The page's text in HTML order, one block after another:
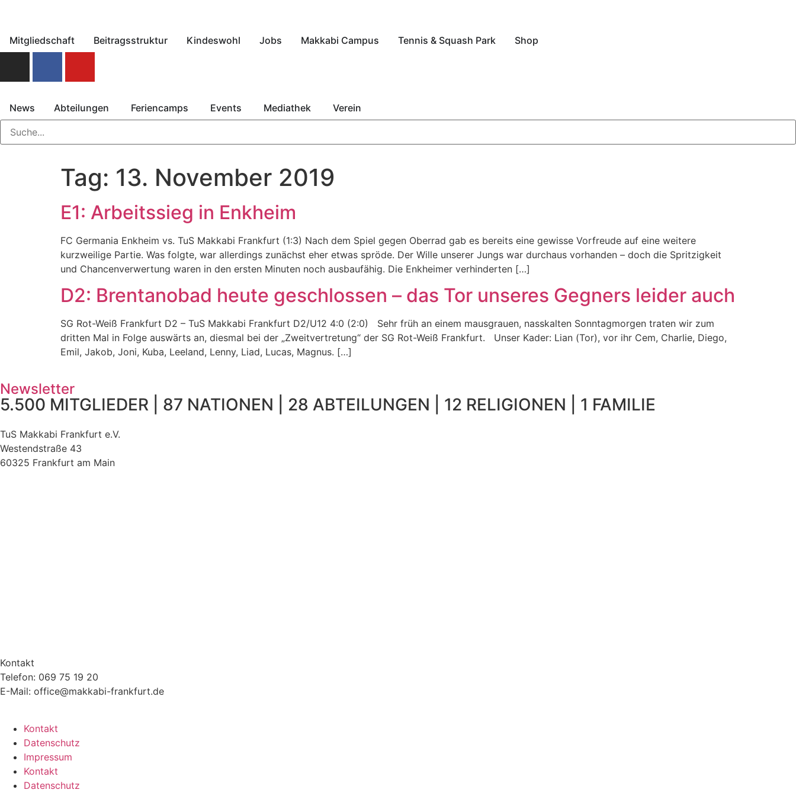
Mitgliedschaft Beitragsstruktur Kindeswohl Jobs Makkabi Campus Tennis & Squash Park Shop
News Abteilungen Feriencamps Events Mediathek Verein
Tag: 13. November 2019
E1: Arbeitssieg in Enkheim
FC Germania Enkheim vs. TuS Makkabi Frankfurt (1:3) Nach dem Spiel gegen Oberrad gab es bereits eine gewisse Vorfreude auf eine weitere
kurzweilige Partie. Was folgte, war allerdings zunächst eher etwas spröde. Der Wille unserer Jungs war durchaus vorhanden – doch die Spritzigkeit
und Chancenverwertung waren in den ersten Minuten noch ausbaufähig. Die Enkheimer verhinderten […]
D2: Brentanobad heute geschlossen – das Tor unseres Gegners leider auch
SG Rot-Weiß Frankfurt D2 – TuS Makkabi Frankfurt D2/U12 4:0 (2:0) Sehr früh an einem mausgrauen, nasskalten Sonntagmorgen traten wir zum
dritten Mal in Folge auswärts an, diesmal bei der „Zweitvertretung“ der SG Rot-Weiß Frankfurt. Unser Kader: Lian (Tor), vor ihr Cem, Charlie, Diego,
Emil, Jakob, Joni, Kuba, Leeland, Lenny, Liad, Lucas, Magnus. […]
Newsletter
5.500 MITGLIEDER | 87 NATIONEN | 28 ABTEILUNGEN | 12 RELIGIONEN | 1 FAMILIE
TuS Makkabi Frankfurt e.V.
Westendstraße 43
60325 Frankfurt am Main
Kontakt
Telefon: 069 75 19 20
E-Mail: office@makkabi-frankfurt.de
Kontakt
Datenschutz
Impressum
Kontakt
Datenschutz